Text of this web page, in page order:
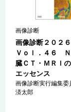
画像診断
画像診断２０２
Ｖｏｌ．４６
臓ＣＴ・ＭＲＩ
エッセンス
画像診断実行編集
済太郎